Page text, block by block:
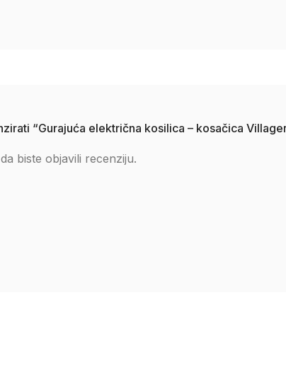
“Gurajuća električna kosilica – kosačica
da biste objavili recenziju.